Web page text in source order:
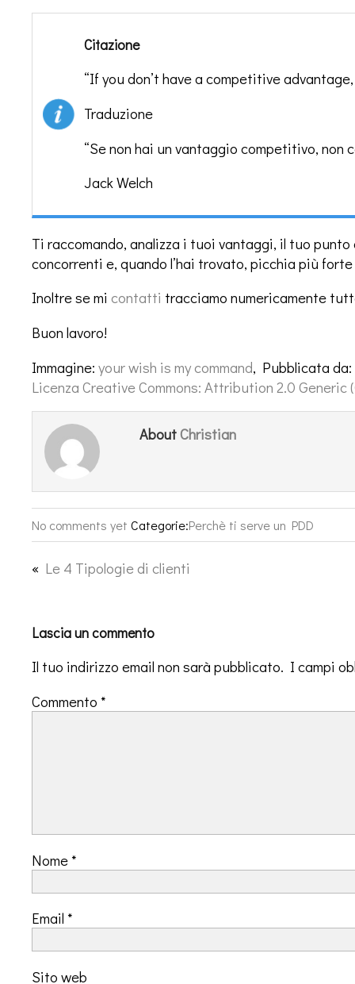
Citazione
“If you don’t have a competitive
Traduzione
“Se non hai un vantaggio competitivo, non
Jack Welch
Ti raccomando, analizza i tuoi vantaggi, il tuo
concorrenti e, quando l’hai trovato, picchia più
Inoltre se mi contatti tracciamo numericamente
Buon lavoro!
Immagine: your wish is my command, Pubblicata da:
Licenza Creative Commons: Attribution 2.0 Generic
About Christian
No comments yet Categorie:Perchè ti serve un PDD
« Le 4 Tipologie di clienti
Lascia un commento
Il tuo indirizzo email non sarà pubblicato. I campi
Commento *
Nome *
Email *
Sito web